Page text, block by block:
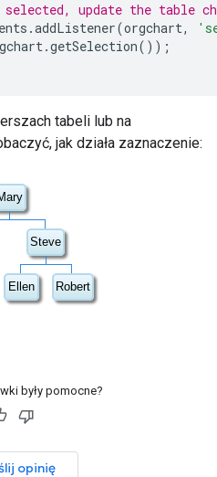
update the table
.addListener(orgchart,
.getSelection());
tabeli lub na
jak działa zaznaczenie:
były pomocne?
opinię